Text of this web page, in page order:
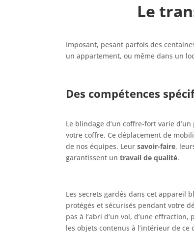
Le
Imposant, pesant parfois des
un appartement, ou même dans un
Des compétences
Le blindage d’un coffre-fort varie
votre coffre. Ce déplacement de
de nos équipes. Leursavoir-faire,
garantissent untravail de qualité.
Les secrets gardés dans cet appareil
protégés et sécurisés pendant votre
pas à l’abri d’un vol, d’une
les objets contenus à l’intérieur de